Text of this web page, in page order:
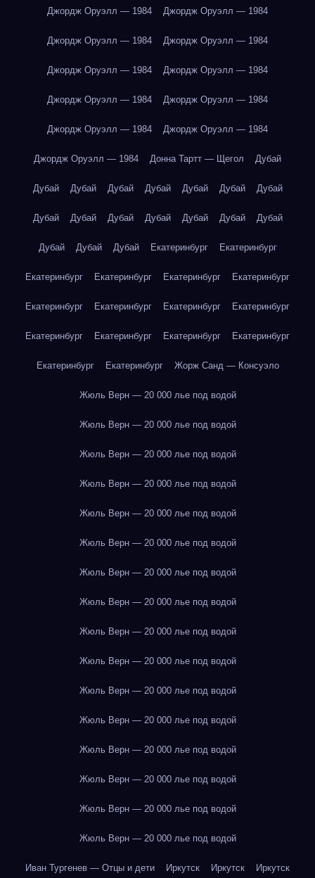
Джордж Оруэлл — 1984 Джордж Оруэлл — 1984
Джордж Оруэлл — 1984 Джордж Оруэлл — 1984
Джордж Оруэлл — 1984 Джордж Оруэлл — 1984
Джордж Оруэлл — 1984 Джордж Оруэлл — 1984
Джордж Оруэлл — 1984 Джордж Оруэлл — 1984
Джордж Оруэлл — 1984 Донна Тартт — Щегол Дубай
Дубай Дубай Дубай Дубай Дубай Дубай Дубай
Дубай Дубай Дубай Дубай Дубай Дубай Дубай
Дубай Дубай Дубай Екатеринбург Екатеринбург
Екатеринбург Екатеринбург Екатеринбург Екатеринбург
Екатеринбург Екатеринбург Екатеринбург Екатеринбург
Екатеринбург Екатеринбург Екатеринбург Екатеринбург
Екатеринбург Екатеринбург Жорж Санд — Консуэло
Жюль Верн — 20 000 лье под водой
Жюль Верн — 20 000 лье под водой
Жюль Верн — 20 000 лье под водой
Жюль Верн — 20 000 лье под водой
Жюль Верн — 20 000 лье под водой
Жюль Верн — 20 000 лье под водой
Жюль Верн — 20 000 лье под водой
Жюль Верн — 20 000 лье под водой
Жюль Верн — 20 000 лье под водой
Жюль Верн — 20 000 лье под водой
Жюль Верн — 20 000 лье под водой
Жюль Верн — 20 000 лье под водой
Жюль Верн — 20 000 лье под водой
Жюль Верн — 20 000 лье под водой
Жюль Верн — 20 000 лье под водой
Жюль Верн — 20 000 лье под водой
Иван Тургенев — Отцы и дети Иркутск Иркутск Иркутск